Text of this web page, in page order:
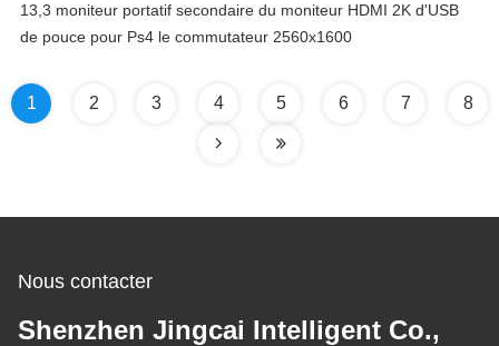
13,3 moniteur portatif secondaire du moniteur HDMI 2K d'USB
de pouce pour Ps4 le commutateur 2560x1600
1 2 3 4 5 6 7 8
Nous contacter
Shenzhen Jingcai Intelligent Co.,